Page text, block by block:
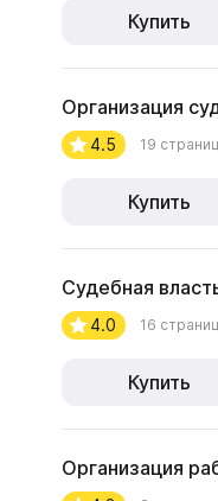
Купить
Организация
4.5 19 страниц
Купить
Судебная
4.0 16 страниц
Купить
Организация